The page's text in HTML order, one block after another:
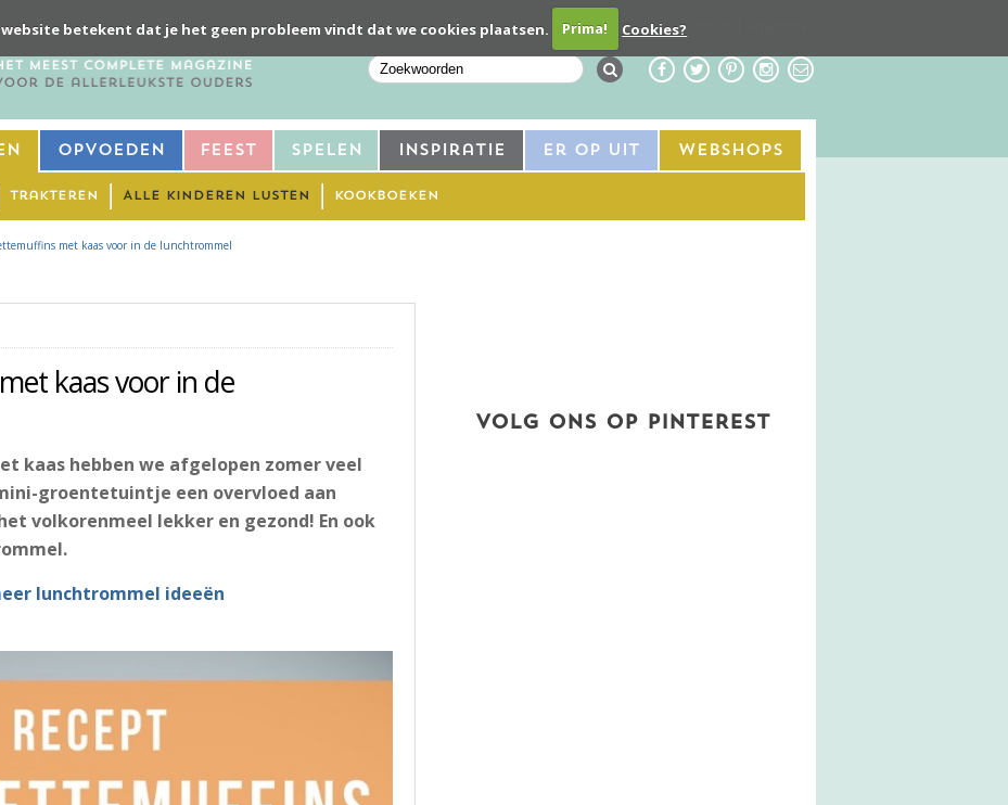
website betekent dat je het geen probleem vindt dat we cookies plaatsen. Prima! Cookies?Contact
Opvoeden Feest Spelen Inspiratie Er Op Uit Webshops
Trakteren Alle kinderen lusten Kookboeken
met kaas voor in de lunchtrommel
kaas voor in de
kaas hebben we afgelopen zomer veel
groentetuintje een overvloed aan
volkorenmeel lekker en gezond! En ook
lunchtrommel ideeën
VOLG ONS OP PINTEREST